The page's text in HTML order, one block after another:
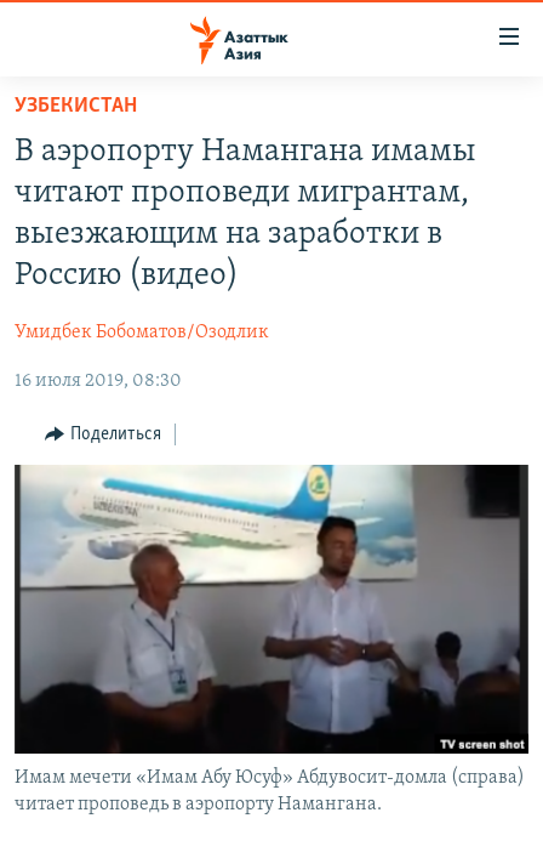
Вернуться
основному
содержанию
главной
Вернутся
КАЗАХСТАН
НОВОСТИ
ВОЙНА В УКРАИНЕ
НА ДРУГИХ ЯЗЫКАХ
ЎЗБЕКЧА
ТОҶИКӢ
TÜRKMENÇE
ПОДПИШИТЕСЬ НА НАС В СОЦСЕТЯХ
Все сайты РСЕ/РС
УЗБЕКИСТАН
В аэропорту Намангана имамы
читают проповеди мигрантам,
выезжающим на заработки в
Россию (видео)
Умидбек Бобоматов/Озодлик
16 июля 2019, 08:30
Поделиться
Имам мечети «Имам Абу Юсуф» Абдувосит-домла (справа)
читает проповедь в аэропорту Намангана.